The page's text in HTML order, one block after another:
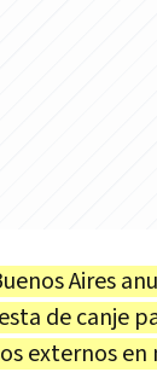
Aires
de canje
externos en